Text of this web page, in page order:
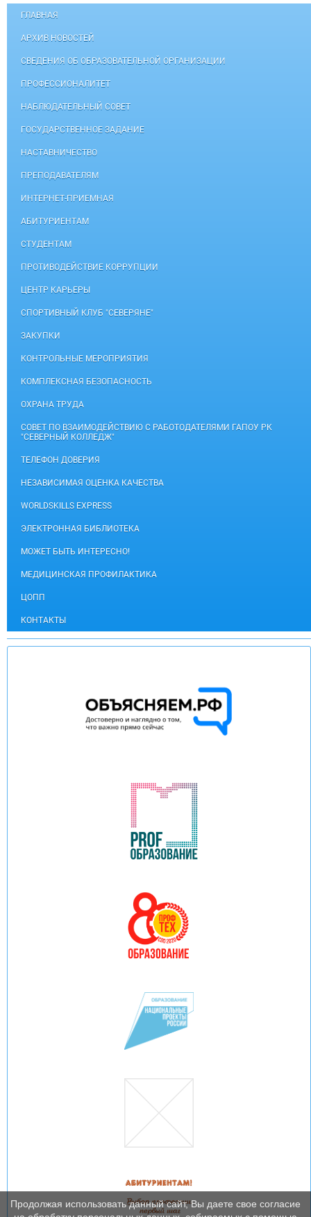
ГЛАВНАЯ
АРХИВ НОВОСТЕЙ
СВЕДЕНИЯ ОБ ОБРАЗОВАТЕЛЬНОЙ ОРГАНИЗАЦИИ
ПРОФЕССИОНАЛИТЕТ
НАБЛЮДАТЕЛЬНЫЙ СОВЕТ
ГОСУДАРСТВЕННОЕ ЗАДАНИЕ
НАСТАВНИЧЕСТВО
ПРЕПОДАВАТЕЛЯМ
ИНТЕРНЕТ-ПРИЕМНАЯ
АБИТУРИЕНТАМ
СТУДЕНТАМ
ПРОТИВОДЕЙСТВИЕ КОРРУПЦИИ
ЦЕНТР КАРЬЕРЫ
СПОРТИВНЫЙ КЛУБ "СЕВЕРЯНЕ"
ЗАКУПКИ
КОНТРОЛЬНЫЕ МЕРОПРИЯТИЯ
КОМПЛЕКСНАЯ БЕЗОПАСНОСТЬ
ОХРАНА ТРУДА
СОВЕТ ПО ВЗАИМОДЕЙСТВИЮ С РАБОТОДАТЕЛЯМИ ГАПОУ РК
"СЕВЕРНЫЙ КОЛЛЕДЖ"
ТЕЛЕФОН ДОВЕРИЯ
НЕЗАВИСИМАЯ ОЦЕНКА КАЧЕСТВА
WORLDSKILLS EXPRESS
ЭЛЕКТРОННАЯ БИБЛИОТЕКА
МОЖЕТ БЫТЬ ИНТЕРЕСНО!
МЕДИЦИНСКАЯ ПРОФИЛАКТИКА
ЦОПП
КОНТАКТЫ
Продолжая использовать данный сайт, Вы даете свое согласие